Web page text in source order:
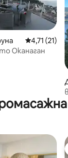
Средна
4,71 (21)
Оканаган